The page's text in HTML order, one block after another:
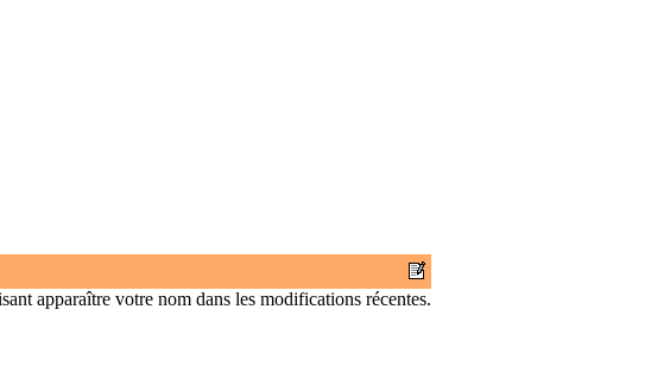
apparaître votre nom dans les modifications récentes.